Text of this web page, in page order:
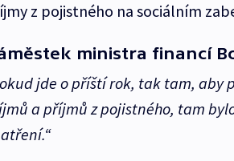
z pojistného na sociálním
ministra financí
jde o příští rok, tak tam, aby
a příjmů z pojistného, tam